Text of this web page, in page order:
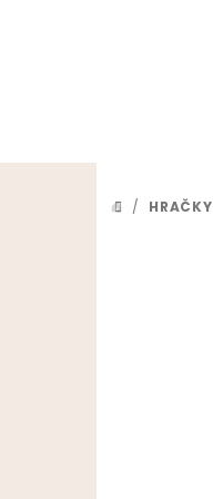
DOMOV
/ HRAČKY